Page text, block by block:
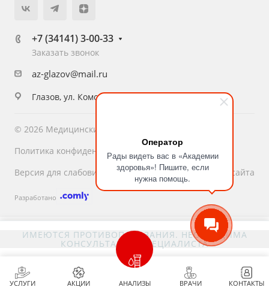
Оператор
Рады видеть вас в «Академии
здоровья»! Пишите, если
нужна помощь.
+7 (34141) 3-00-33
Заказать звонок
az-glazov@mail.ru
Глазов, ул. Комсомольская, 16
© 2026 Медицинский центр «Академия Здоровья»
Политика конфиденциальности
Версия для слабовидящих
Карта сайта
Разработано
ИМЕЮТСЯ ПРОТИВОПОКАЗАНИЯ. НЕОБХОДИМА
КОНСУЛЬТАЦИЯ СПЕЦИАЛИСТА
УСЛУГИ АКЦИИ АНАЛИЗЫ ВРАЧИ КОНТАКТЫ